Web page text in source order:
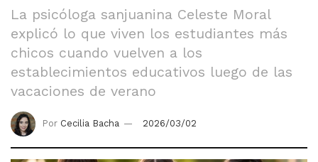
La psicóloga sanjuanina Celeste Moral
explicó lo que viven los estudiantes más
chicos cuando vuelven a los
establecimientos educativos luego de las
vacaciones de verano
Por Cecilia Bacha 2026/03/02